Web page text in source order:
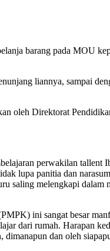
barang pada MOU
liannya, sampai
oleh Direktorat
perwakilan tallent
lupa panitia dan
saling melengkapi dalam
ini sangat besar
dari rumah. Harapan
dimanapun dan oleh